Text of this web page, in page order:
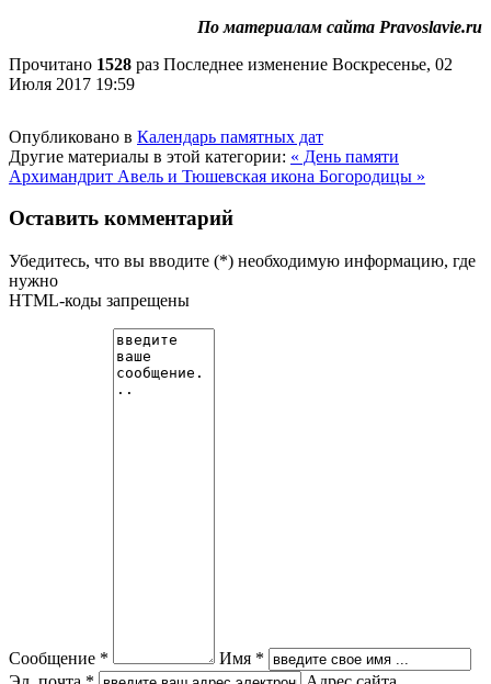
По материалам сайта Pravoslavie.ru
Прочитано 1528 раз Последнее изменение Воскресенье, 02
Июля 2017 19:59
Опубликовано в Календарь памятных дат
Другие материалы в этой категории: « День памяти
Архимандрит Авель и Тюшевская икона Богородицы »
Оставить комментарий
Убедитесь, что вы вводите (*) необходимую информацию, где
нужно
HTML-коды запрещены
Сообщение *
Имя *